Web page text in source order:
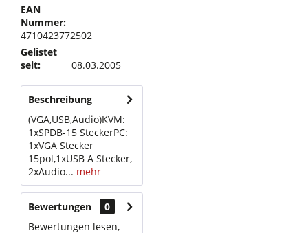
EAN
Nummer:
4710423772502
Gelistet
seit:
08.03.2005
Beschreibung
(VGA,USB,Audio)KVM:
1xSPDB-15 SteckerPC:
1xVGA Stecker
15pol,1xUSB A Stecker,
2xAudio... mehr
Bewertungen
0
Bewertungen lesen,